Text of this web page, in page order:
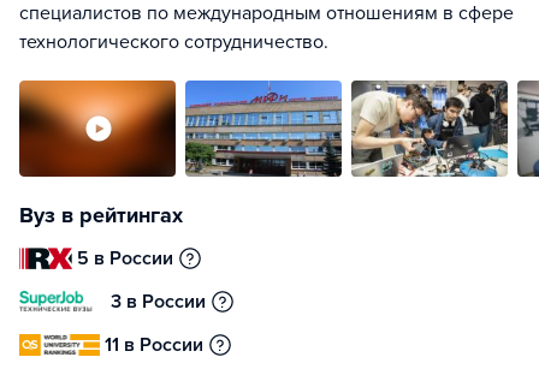
специалистов по международным отношениям в сфере
технологического сотрудничество.
Вуз в рейтингах
5 в России
3 в России
11 в России